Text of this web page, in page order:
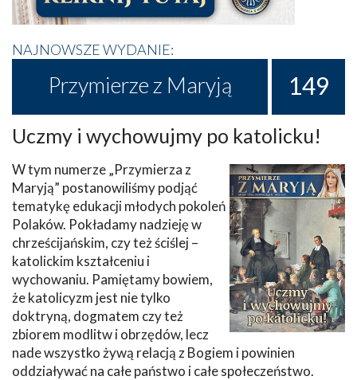
NAJNOWSZE WYDANIE:
Przymierze z Maryją 149
Uczmy i wychowujmy po katolicku!
W tym numerze „Przymierza z
Maryją” postanowiliśmy podjąć
tematykę edukacji młodych pokoleń
Polaków. Pokładamy nadzieję w
chrześcijańskim, czy też ściślej –
katolickim kształceniu i
wychowaniu. Pamiętamy bowiem,
że katolicyzm jest nie tylko
doktryną, dogmatem czy też
zbiorem modlitw i obrzędów, lecz
nade wszystko żywą relacją z Bogiem i powinien
oddziaływać na całe państwo i całe społeczeństwo.